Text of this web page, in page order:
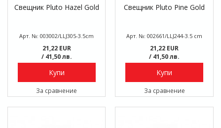
Свещник Pluto Hazel Gold
Арт. №: 003002/LLJ305-3.5cm
21,22 EUR
/ 41,50 лв.
Купи
За сравнение
Свещник Pluto Pine Gold
Арт. №: 002661/LLJ244-3.5 cm
21,22 EUR
/ 41,50 лв.
Купи
За сравнение